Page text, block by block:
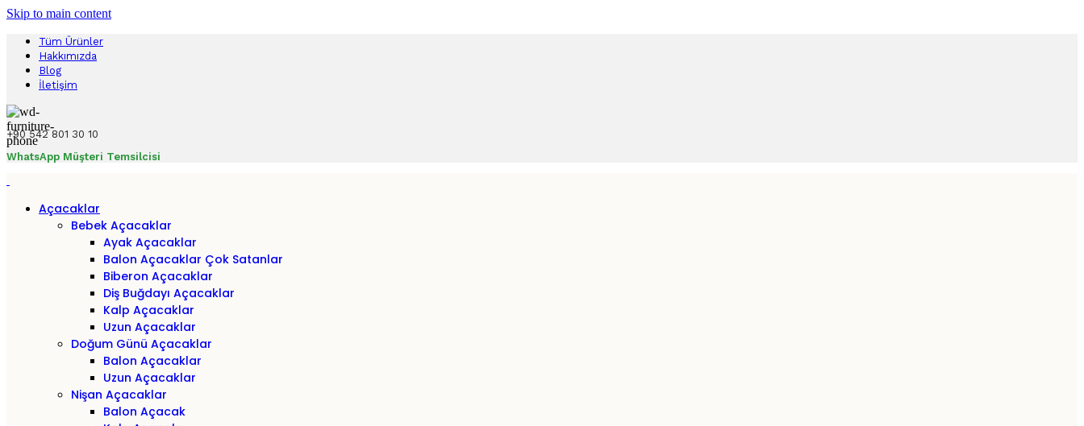
Skip to main content
Tüm Ürünler
Hakkımızda
Blog
İletişim
+90 542 801 30 10
WhatsApp Müşteri Temsilcisi
Açacaklar
Bebek Açacaklar
Ayak Açacaklar
Balon Açacaklar Çok Satanlar
Biberon Açacaklar
Diş Buğdayı Açacaklar
Kalp Açacaklar
Uzun Açacaklar
Doğum Günü Açacaklar
Balon Açacaklar
Uzun Açacaklar
Nişan Açacaklar
Balon Açacak